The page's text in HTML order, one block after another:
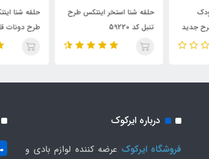
حلقه شنا استخر اینتکس طرح
تنبل کد 59220
طرح دونات قلبی
درباره ایرکوک
فروشگاه ایرکوک عرضه کننده لوازم بادی و